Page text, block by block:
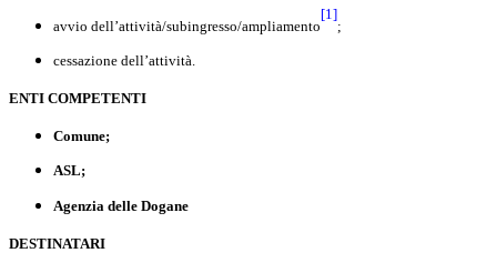
avvio dell’attività/subingresso/ampliamento
[1]
;
cessazione dell’attività.
ENTI COMPETENTI
Comune;
ASL;
Agenzia delle Dogane
DESTINATARI